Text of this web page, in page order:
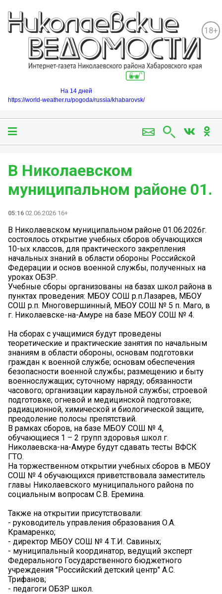
18+
На 14 дней
https://world-weather.ru/pogoda/russia/khabarovsk/
В Николаевском
муниципальном районе 01.
05:16 02.06.2026 16+
В Николаевском муниципальном районе 01.06.2026г.
состоялось открытие учебных сборов обучающихся
10-ых классов, для практического закрепления
начальных знаний в области обороны Российской
Федерации и основ военной службы, полученных на
уроках ОБЗР.
Учебные сборы организованы на базах школ района в
пунктах проведения: МБОУ СОШ р.п.Лазарев, МБОУ
СОШ р.п. Многовершинный, МБОУ СОШ № 5 п. Маго, в
г. Николаевске-на-Амуре на базе МБОУ СОШ № 4.
На сборах с учащимися будут проведены
теоретические и практические занятия по начальным
знаниям в области обороны, основам подготовки
граждан к военной службе; основам обеспечения
безопасности военной службы; размещению и быту
военнослужащих; суточному наряду; обязанности
часового; организации караульной службы; строевой
подготовке; огневой и медицинской подготовке;
радиационной, химической и биологической защите,
преодоление полосы препятствий.
В рамках сборов, на базе МБОУ СОШ № 4,
обучающиеся 1 – 2 групп здоровья школ г.
Николаевска-на-Амуре будут сдавать тесты ВФСК
ГТО.
На торжественном открытии учебных сборов в МБОУ
СОШ № 4 обучающихся приветствовала заместитель
главы Николаевского муниципального района по
социальным вопросам С.В. Еремина.
Также на открытии присутствовали:
- руководитель управления образования О.А.
Крамаренко;
- директор МБОУ СОШ № 4 Т.И. Савиных;
- муниципальный координатор, ведущий эксперт
Федерального Государственного бюджетного
учреждения "Российский детский центр" А.С.
Трифанов;
- педагоги ОБЗР школ.